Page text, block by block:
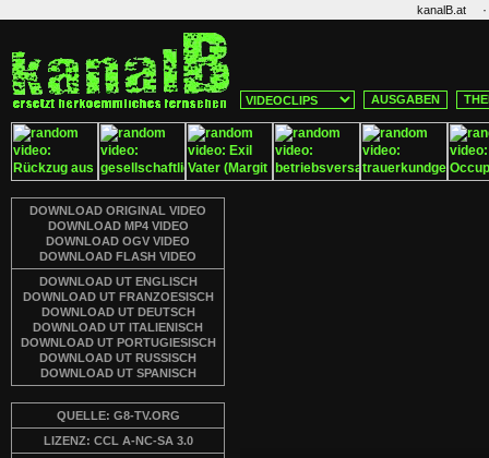
kanalB.at ·
AUSGABEN
DOWNLOAD ORIGINAL VIDEO
DOWNLOAD MP4 VIDEO
DOWNLOAD OGV VIDEO
DOWNLOAD FLASH VIDEO
DOWNLOAD UT ENGLISCH
DOWNLOAD UT FRANZOESISCH
DOWNLOAD UT DEUTSCH
DOWNLOAD UT ITALIENISCH
DOWNLOAD UT PORTUGIESISCH
DOWNLOAD UT RUSSISCH
DOWNLOAD UT SPANISCH
QUELLE: G8-TV.ORG
LIZENZ: CCL A-NC-SA 3.0